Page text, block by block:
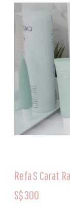
Refa S
S$300